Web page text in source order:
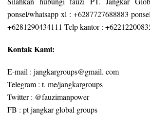
ponsel/whatsapp xl : +6287727688883
+6281290434111 Telp kantor :
Kontak Kami:
E-mail : jangkargroups@gmail. com
Telegram : t. me/jangkargroups
Twitter : @fauzimanpower
FB : pt jangkar global groups